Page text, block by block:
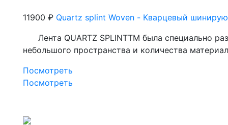
11900 ₽ Quartz splint Woven - Кварцевый
Лента QUARTZ SPLINTTM была специально
небольшого пространства и количества
Посмотреть
Посмотреть